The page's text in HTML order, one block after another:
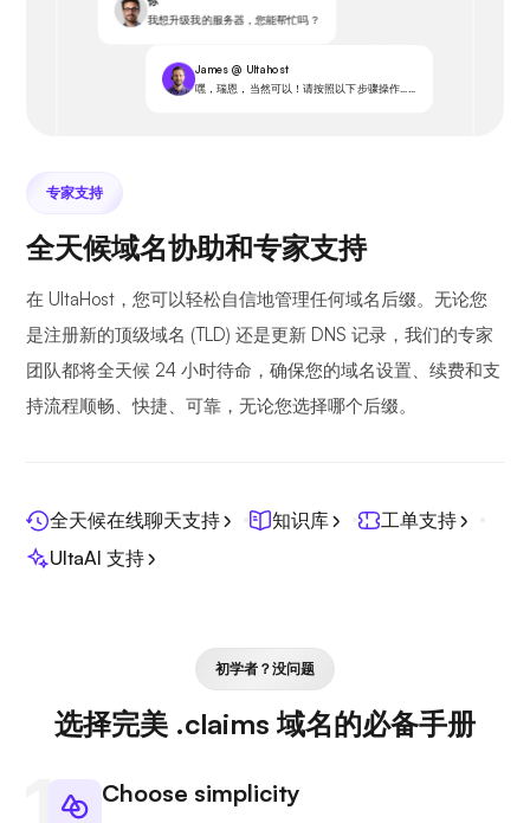
我想升级我的服务器，您能帮忙吗？
James @ Ultahost
嘿，瑞恩，当然可以！请按照以下步骤操作……
专家支持
全天候域名协助和专家支持
在 UltaHost，您可以轻松自信地管理任何域名后缀。无论您
是注册新的顶级域名 (TLD) 还是更新 DNS 记录，我们的专家
团队都将全天候 24 小时待命，确保您的域名设置、续费和支
持流程顺畅、快捷、可靠，无论您选择哪个后缀。
全天候在线聊天支持 知识库
工单支持
UltaAI 支持
初学者？没问题
选择完美 .claims 域名的必备手册
Choose simplicity